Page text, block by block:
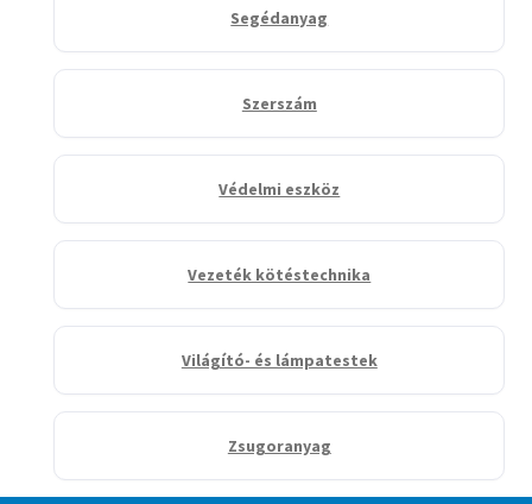
Segédanyag
Szerszám
Védelmi eszköz
Vezeték kötéstechnika
Világító- és lámpatestek
Zsugoranyag